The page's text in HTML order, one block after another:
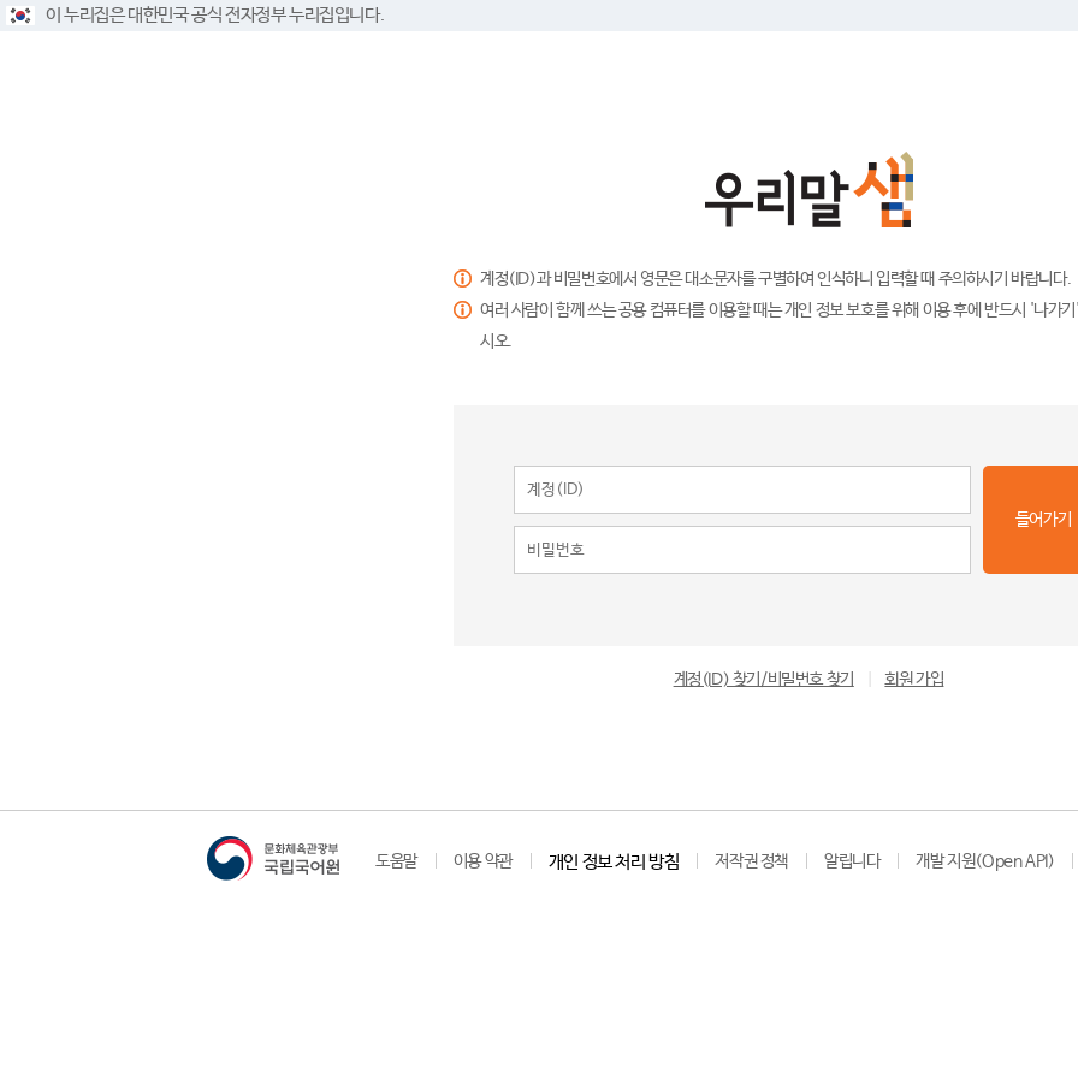
이 누리집은 대한민국 공식 전자정부 누리집입니다.
계정(ID)과 비밀번호에서 영문은 대소문자를 구별하여 인식하니 입력할 때 주의하시기 바랍니다.
여러 사람이 함께 쓰는 공용 컴퓨터를 이용할 때는 개인 정보 보호를 위해 이용 후에 반드시 '나가
시오.
들어가기
계정(ID) 찾기/비밀번호 찾기 회원 가입
도움말 이용 약관 개인 정보 처리 방침 저작권 정책 알립니다 개발 지원(Open API)